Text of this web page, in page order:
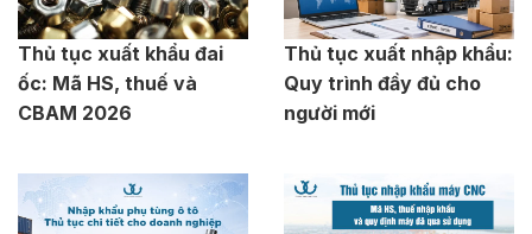
Thủ tục xuất khẩu đai
ốc: Mã HS, thuế và
CBAM 2026
Thủ tục xuất nhập khẩu:
Quy trình đầy đủ cho
người mới